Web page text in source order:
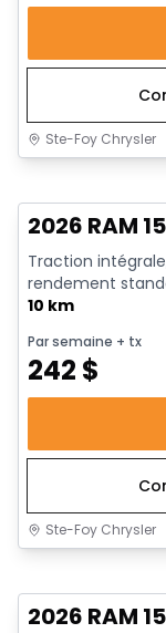
Ste-Foy Chrysler
2026 RAM
Traction
rendement
10 km
Par semaine + tx
242 $
Ste-Foy Chrysler
2026 RAM